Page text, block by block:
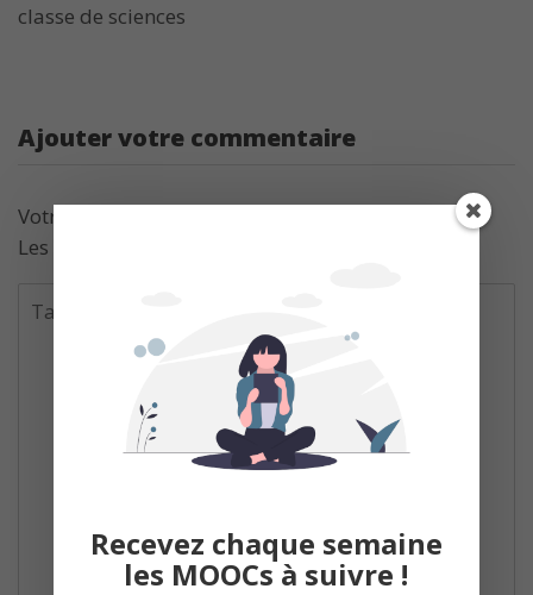
classe de sciences
Ajouter votre commentaire
Votre adresse de messagerie ne sera pas publiée.
Les champs obligatoires sont indiqués avec
Recevez chaque semaine
les MOOCs à suivre !